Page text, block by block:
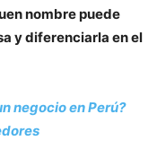
nombre puede
y diferenciarla en el
negocio en Perú?